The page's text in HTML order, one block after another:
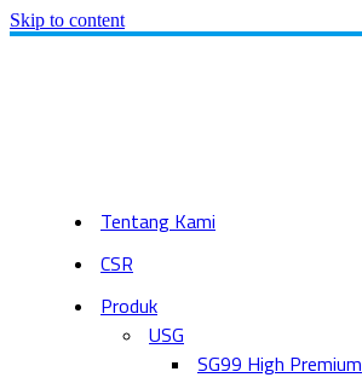
Skip to content
Tentang Kami
CSR
Produk
USG
SG99 High Premium